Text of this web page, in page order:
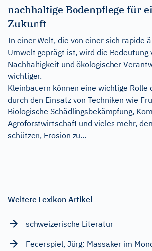
nachhaltige Bodenpflege für
Zukunft
In einer Welt, die von einer sich rapide
Umwelt geprägt ist, wird die Bedeutung
Nachhaltigkeit und ökologischer
wichtiger.
Kleinbauern können eine wichtige Rolle
durch den Einsatz von Techniken wie
Biologische Schädlingsbekämpfung,
Agroforstwirtschaft und vieles mehr,
schützen, Erosion zu...
Weitere Lexikon Artikel
schweizerische Literatur
Federspiel, Jürg: Massaker im